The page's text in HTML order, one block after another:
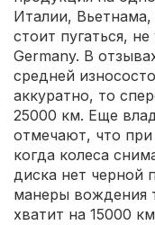
Италии,
стоит пугаться,
Germany. В
средней
аккуратно, то
25000 км. Еще
отмечают, что
когда колеса
диска нет черной
манеры вождения
хватит на 15000